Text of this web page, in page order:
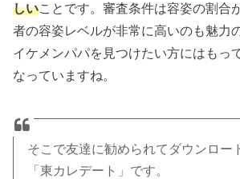
しいことです。審査条件は容姿の割合
者の容姿レベルが非常に高いのも魅力
イケメンパパを見つけたい方にはもっ
なっていますね。
そこで友達に勧められてダウンロー
「東カレデート」です。